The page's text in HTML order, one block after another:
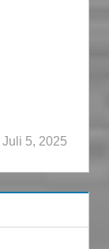
Juli 5, 2025